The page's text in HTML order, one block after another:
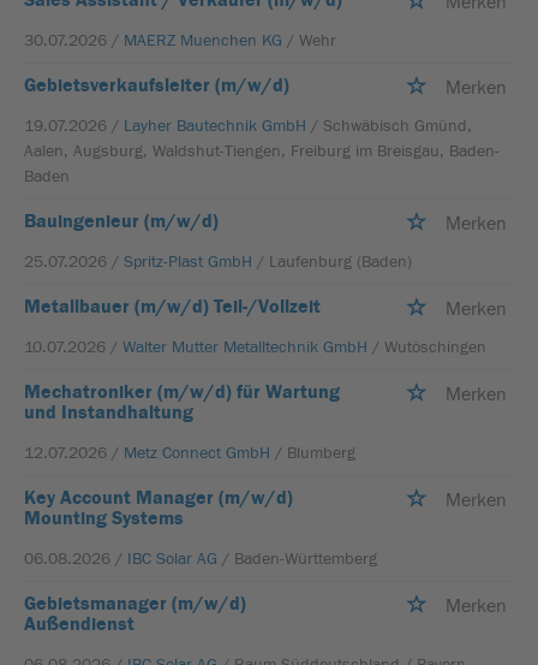
30.07.2026 / MAERZ Muenchen KG / Wehr
Gebietsverkaufsleiter (m/w/d) Merken
19.07.2026 / Layher Bautechnik GmbH / Schwäbisch Gmünd,
Aalen, Augsburg, Waldshut-Tiengen, Freiburg im Breisgau, Baden-
Baden
Bauingenieur (m/w/d) Merken
25.07.2026 / Spritz-Plast GmbH / Laufenburg (Baden)
Metallbauer (m/w/d) Teil-/Vollzeit Merken
10.07.2026 / Walter Mutter Metalltechnik GmbH / Wutöschingen
Mechatroniker (m/w/d) für Wartung
und Instandhaltung
Merken
12.07.2026 / Metz Connect GmbH / Blumberg
Key Account Manager (m/w/d)
Mounting Systems
Merken
06.08.2026 / IBC Solar AG / Baden-Württemberg
Gebietsmanager (m/w/d)
Außendienst
Merken